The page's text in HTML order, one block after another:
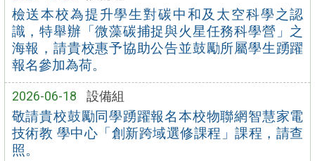
檢送本校為提升學生對碳中和及太空科學之認
識，特舉辦「微藻碳捕捉與火星任務科學營」之
海報，請貴校惠予協助公告並鼓勵所屬學生踴躍
報名參加為荷。
2026-06-18 設備組
敬請貴校鼓勵同學踴躍報名本校物聯網智慧家電
技術教 學中心「創新跨域選修課程」課程，請查
照。